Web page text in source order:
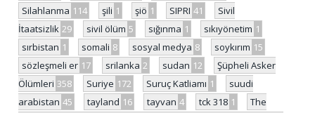
Silahlanma 114 şili 1 şiö 1 SIPRI 41
Sivil
İtaatsizlik 29 sivil ölüm 5 sığınma 1 sıkıyönetim 1
sırbistan 1 somali 8 sosyal medya 8 soykırım 15
sözleşmeli er 17 srilanka 2 sudan 12
Şüpheli Asker
Ölümleri 358 Suriye 172 Suruç Katliamı 1
suudi
arabistan 45 tayland 16 tayvan 4 tck 318 1
The